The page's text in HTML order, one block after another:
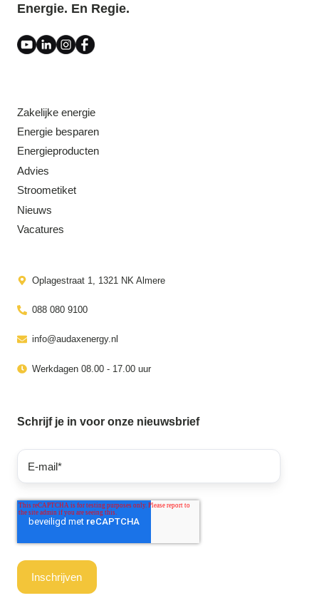
Energie. En Regie.
Zakelijke energie
Energie besparen
Energieproducten
Advies
Stroometiket
Nieuws
Vacatures
Oplagestraat 1, 1321 NK Almere
088 080 9100
info@audaxenergy.nl
Werkdagen 08.00 - 17.00 uur
Schrijf je in voor onze nieuwsbrief